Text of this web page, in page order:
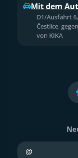
Mit dem
D1/Ausfahrt 6,
Čestlice,
von KIKA